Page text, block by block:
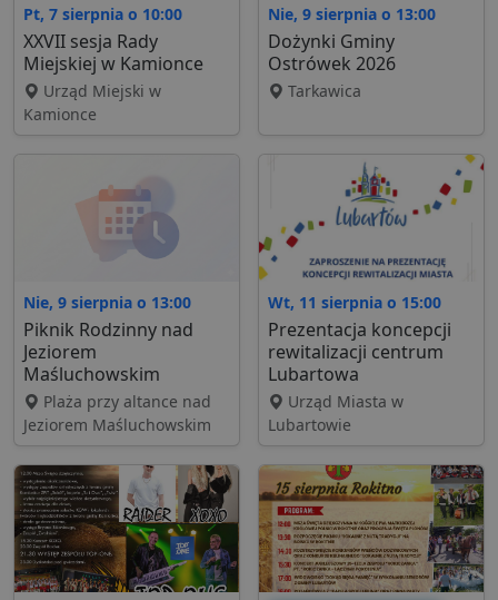
Pt, 7 sierpnia o 10:00
XXVII sesja Rady
Miejskiej w Kamionce
Urząd Miejski w
Kamionce
Nie, 9 sierpnia o 13:00
Dożynki Gminy
Ostrówek 2026
Tarkawica
Nie, 9 sierpnia o 13:00
Piknik Rodzinny nad
Jeziorem
Maśluchowskim
Plaża przy altance nad
Jeziorem Maśluchowskim
Wt, 11 sierpnia o 15:00
Prezentacja koncepcji
rewitalizacji centrum
Lubartowa
Urząd Miasta w
Lubartowie